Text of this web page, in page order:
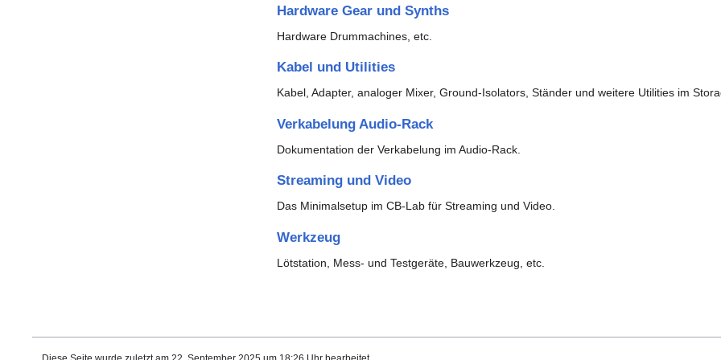
Hardware Gear und Synths
Hardware Drummachines, etc.
Kabel und Utilities
Kabel, Adapter, analoger Mixer, Ground-Isolators, Ständer und weitere Utilities im
Verkabelung Audio-Rack
Dokumentation der Verkabelung im Audio-Rack.
Streaming und Video
Das Minimalsetup im CB-Lab für Streaming und Video.
Werkzeug
Lötstation, Mess- und Testgeräte, Bauwerkzeug, etc.